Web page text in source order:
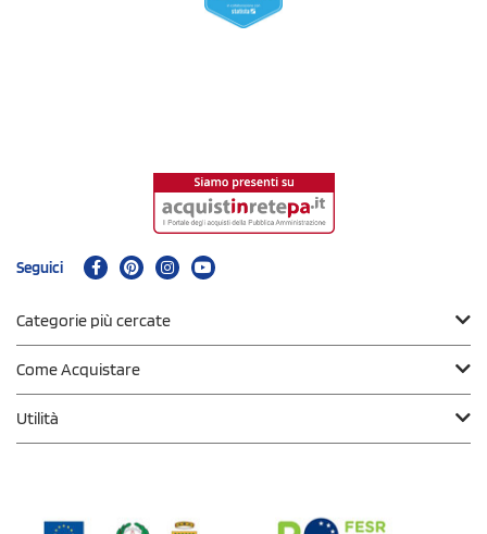
Seguici
Categorie più cercate
Come Acquistare
Utilità